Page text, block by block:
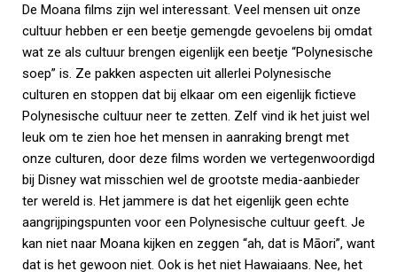
De Moana films zijn wel interessant. Veel mensen uit onze
cultuur hebben er een beetje gemengde gevoelens bij omdat
wat ze als cultuur brengen eigenlijk een beetje “Polynesische
soep” is. Ze pakken aspecten uit allerlei Polynesische
culturen en stoppen dat bij elkaar om een eigenlijk fictieve
Polynesische cultuur neer te zetten. Zelf vind ik het juist wel
leuk om te zien hoe het mensen in aanraking brengt met
onze culturen, door deze films worden we vertegenwoordigd
bij Disney wat misschien wel de grootste media-aanbieder
ter wereld is. Het jammere is dat het eigenlijk geen echte
aangrijpingspunten voor een Polynesische cultuur geeft. Je
kan niet naar Moana kijken en zeggen “ah, dat is Māori”, want
dat is het gewoon niet. Ook is het niet Hawaiaans. Nee, het